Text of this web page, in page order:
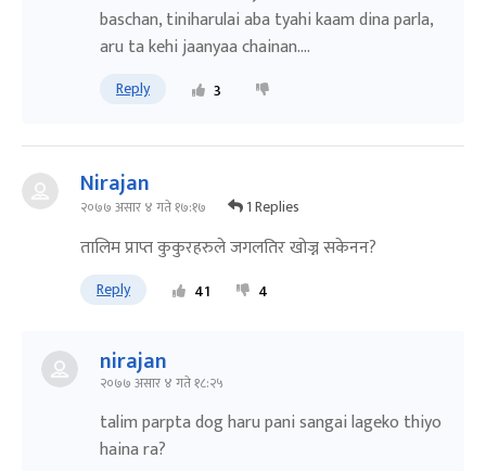
baschan, tiniharulai aba tyahi kaam dina parla,
aru ta kehi jaanyaa chainan....
Reply 3
Nirajan
२०७७ असार ४ गते १७:१७ 1 Replies
तालिम प्राप्त कुकुरहरुले जगलतिर खोज्न सकेनन?
Reply 41 4
nirajan
२०७७ असार ४ गते १८:२५
talim parpta dog haru pani sangai lageko thiyo
haina ra?